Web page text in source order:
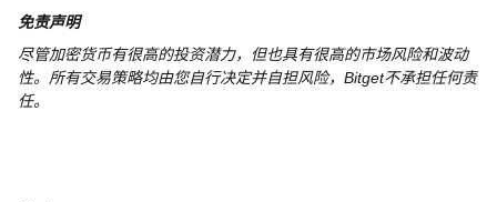
免责声明
尽管加密货币有很高的投资潜力，但也具有很高的市场风险和波动
性。所有交易策略均由您自行决定并自担风险， Bitget不承担任何责
任。